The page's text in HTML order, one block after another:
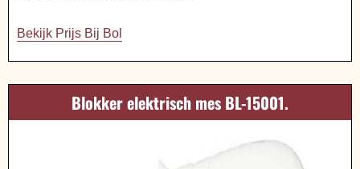
Bekijk Prijs Bij Bol
Blokker elektrisch mes BL-15001.